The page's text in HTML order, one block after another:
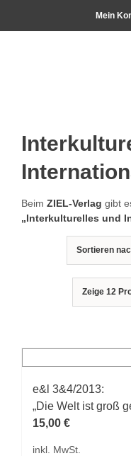
Mein
Beim ZIEL-Ver­lag gibt
„Interkul­turelles und
Sortieren
Zeige 12
e&l 3&4/2013:
„Die Welt ist groß
15,00 €
inkl. MwSt.